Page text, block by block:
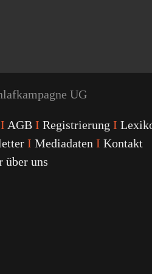
UG
I AGB I Registrierung I
I Mediadaten I Kontakt
über uns